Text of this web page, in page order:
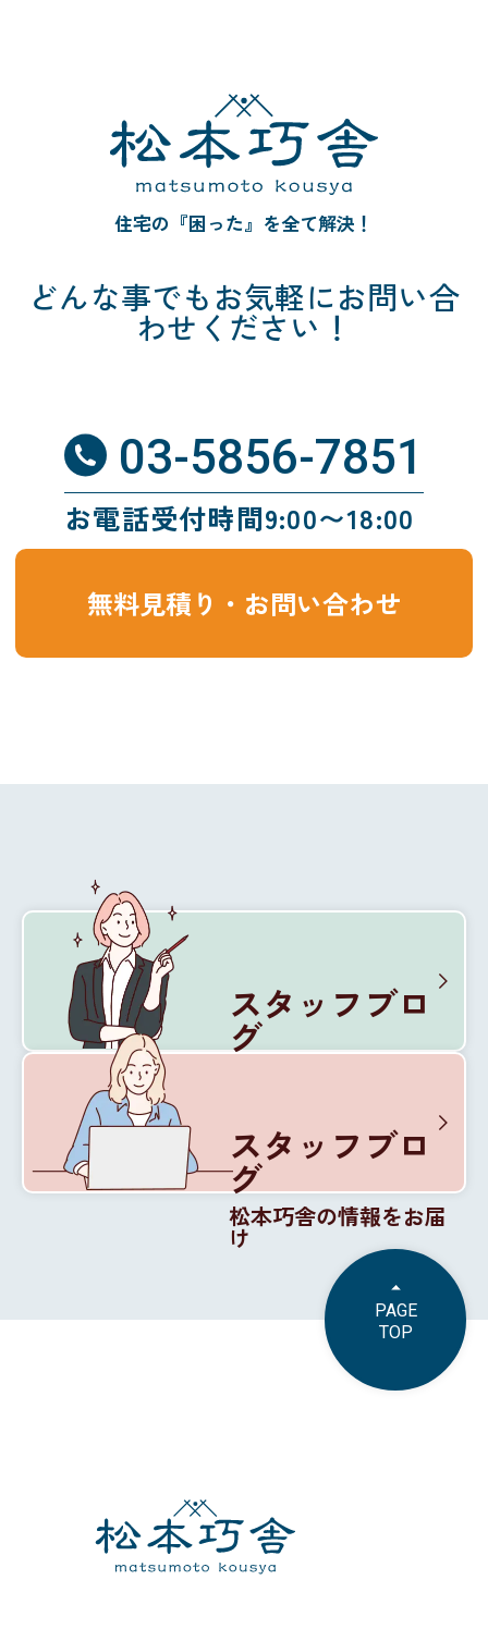
住宅の『困った』を全て解決！
どんな事でも お気軽にお問い合
わせください！
03-5856-7851
お電話受付時間9:00〜18:00
無料見積り・お問い合わせ
スタッフブロ
グ
スタッフブロ
グ
松本巧舎の情報をお届
け
PAGE
TOP